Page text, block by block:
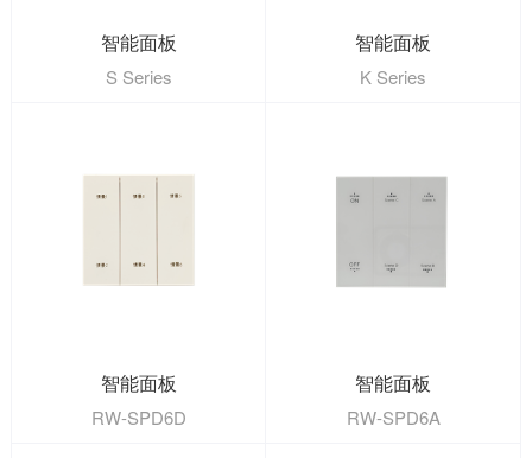
智能面板
S Series
智能面板
K Series
智能面板
RW-SPD6D
智能面板
RW-SPD6A